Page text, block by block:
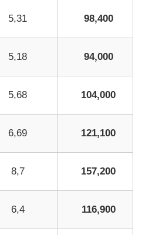
5,31 98,400
5,18 94,000
5,68 104,000
6,69 121,100
8,7 157,200
6,4 116,900